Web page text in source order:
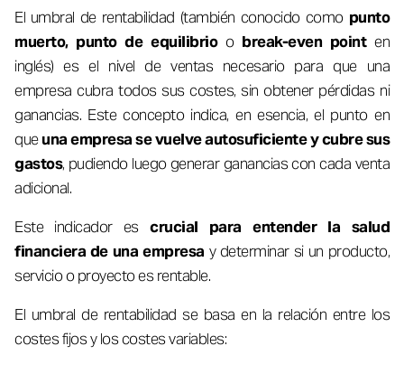
El umbral de rentabilidad (también conocido como punto
muerto, punto de equilibrio obreak-even pointen
inglés) es el nivel de ventas necesario para que una
empresa cubra todos sus costes, sin obtener pérdidas ni
ganancias. Este concepto indica, en esencia, el punto en
queuna empresa se vuelve autosuficiente y cubre sus
gastos, pudiendo luego generar ganancias con cada venta
adicional.
Este indicador escrucial para entender la salud
financiera de una empresa y determinar si un producto,
servicio o proyecto es rentable.
El umbral de rentabilidad se basa en la relación entre los
costes fijos y los costes variables: